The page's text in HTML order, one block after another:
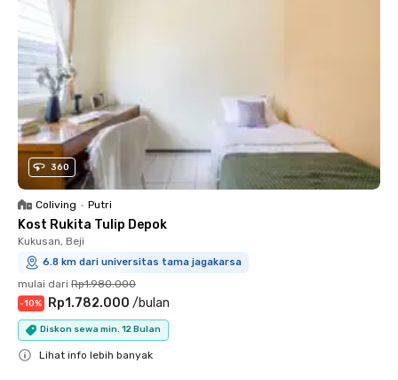
360
Coliving • Putri
Kost Rukita Tulip Depok
Kukusan, Beji
6.8 km dari universitas tama jagakarsa
mulai dari Rp1.980.000
-10% Rp1.782.000 /bulan
Diskon sewa min. 12 Bulan
Lihat info lebih banyak